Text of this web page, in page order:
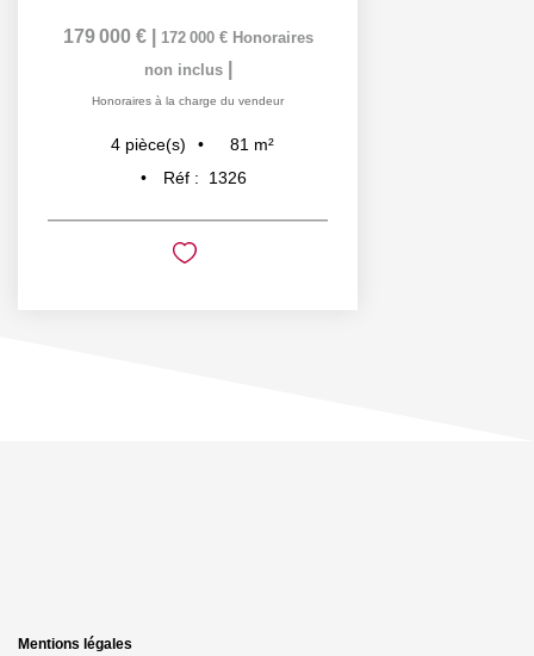
179 000 € 172 000 € Honoraires
non inclus
Honoraires à la charge du vendeur
4 pièce(s) 81 m²
Réf :
1326
Mentions légales